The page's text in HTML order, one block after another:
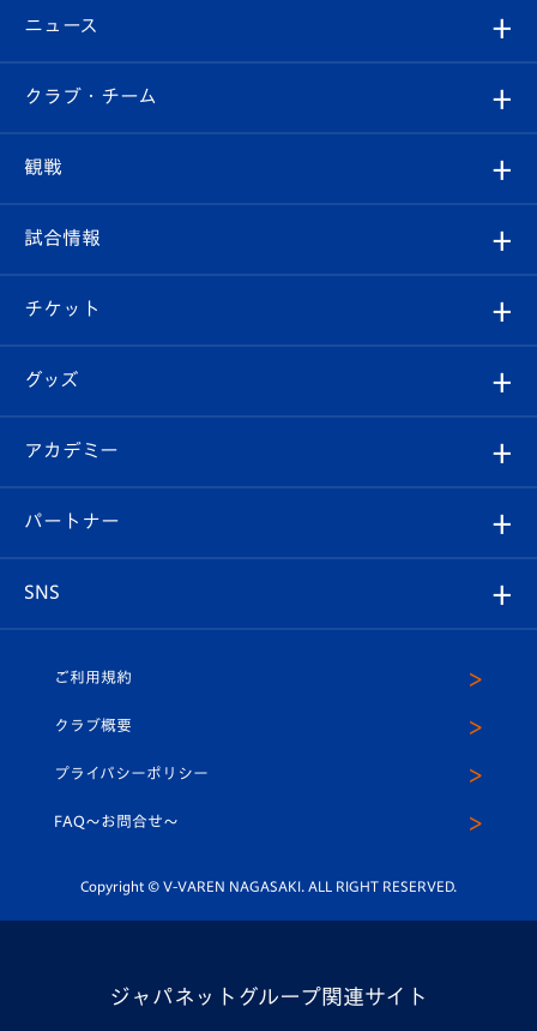
ニュース
すべて
クラブ
試合情報
チケット
イベント
メディア
ホームタウン
クラブ・チーム
クラブ概要
エンブレム紹介
スタッフプロフィール
マスコット紹介
平和祈念活動
ホームタウン活動
観戦
観戦ルール
はじめての観戦ガイド
Revive Team
ヴィヴィくんの長崎おもてなしガイド
試合情報
試合日程/結果
フォトギャラリー
スタジアムグルメ
チケット
チケット
V-LOVERS（ファンクラブ）
プレイヤーズスイート
グッズ
オンラインショップ
店舗情報
アカデミー
育成からのお知らせ
U-18
スクール
パートナー
SNS
ヴィヴィくんインスタグラム
公式LINE＠
ご利用規約
クラブ概要
プライバシーポリシー
FAQ〜お問合せ〜
Copyright © V-VAREN NAGASAKI. ALL RIGHT RESERVED.
ジャパネットグループ関連サイト